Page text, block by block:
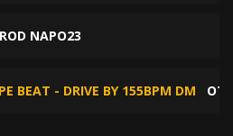
NAPO23
BEAT - DRIVE BY 155BPM DM